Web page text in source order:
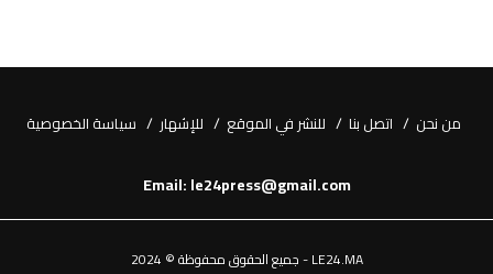
من نحن اتصل بنا للنشر في الموقع للإشهار سياسة الخصوصية
Email: le24press@gmail.com
LE24.MA - جميع الحقوق محفوظة © 2024